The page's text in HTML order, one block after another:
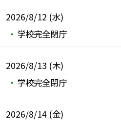
2026/8/12 (水)
学校完全閉庁
2026/8/13 (木)
学校完全閉庁
2026/8/14 (金)